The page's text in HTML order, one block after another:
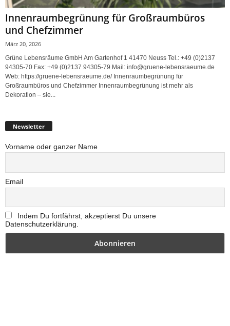
Innenraumbegrünung für Großraumbüros
und Chefzimmer
März 20, 2026
Grüne Lebensräume GmbH Am Gartenhof 1 41470 Neuss Tel.: +49 (0)2137
94305-70 Fax: +49 (0)2137 94305-79 Mail: info@gruene-lebensraeume.de
Web: https://gruene-lebensraeume.de/ Innenraumbegrünung für
Großraumbüros und Chefzimmer Innenraumbegrünung ist mehr als
Dekoration – sie...
Newsletter
Vorname oder ganzer Name
Email
Indem Du fortfährst, akzeptierst Du unsere
Datenschutzerklärung.